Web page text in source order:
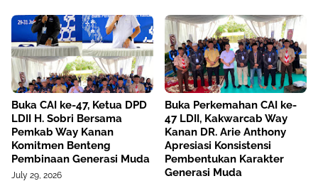
Buka CAI ke-47, Ketua DPD
LDII H. Sobri Bersama
Pemkab Way Kanan
Komitmen Benteng
Pembinaan Generasi Muda
July 29, 2026
Buka Perkemahan CAI ke-
47 LDII, Kakwarcab Way
Kanan DR. Arie Anthony
Apresiasi Konsistensi
Pembentukan Karakter
Generasi Muda